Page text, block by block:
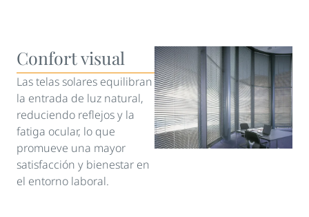
Confort visual
Las telas solares equilibran
la entrada de luz natural,
reduciendo reflejos y la
fatiga ocular, lo que
promueve una mayor
satisfacción y bienestar en
el entorno laboral.